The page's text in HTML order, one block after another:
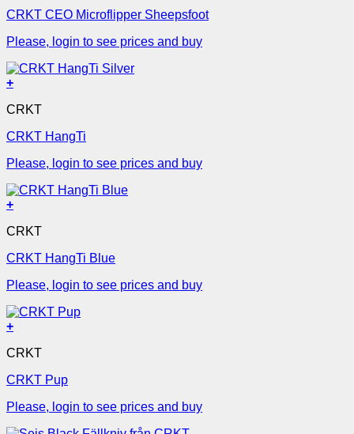
CRKT CEO Microflipper Sheepsfoot
Please, login to see prices and buy
+
CRKT
CRKT HangTi
Please, login to see prices and buy
+
CRKT
CRKT HangTi Blue
Please, login to see prices and buy
+
CRKT
CRKT Pup
Please, login to see prices and buy